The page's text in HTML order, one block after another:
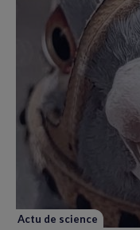
Actu de science